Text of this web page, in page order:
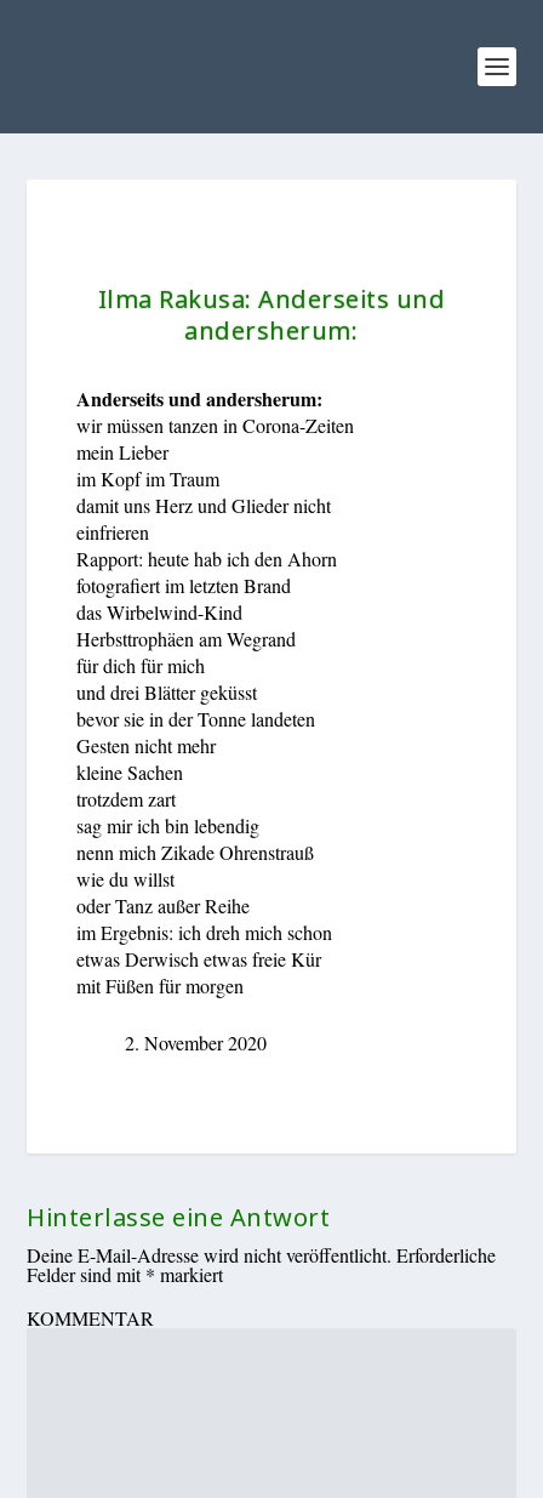
Ilma Rakusa:Anderseits und
andersherum:
Anderseits und andersherum:
wir müssen tanzen in Corona-Zeiten
mein Lieber
im Kopf im Traum
damit uns Herz und Glieder nicht
einfrieren
Rapport: heute hab ich den Ahorn
fotografiert im letzten Brand
das Wirbelwind-Kind
Herbsttrophäen am Wegrand
für dich für mich
und drei Blätter geküsst
bevor sie in der Tonne landeten
Gesten nicht mehr
kleine Sachen
trotzdem zart
sag mir ich bin lebendig
nenn mich Zikade Ohrenstrauß
wie du willst
oder Tanz außer Reihe
im Ergebnis: ich dreh mich schon
etwas Derwisch etwas freie Kür
mit Füßen für morgen
2. November 2020
Hinterlasse eine Antwort
Deine E-Mail-Adresse wird nicht veröffentlicht. Erforderliche
Felder sind mit* markiert
KOMMENTAR